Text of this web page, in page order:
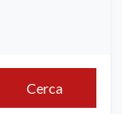
Cerca